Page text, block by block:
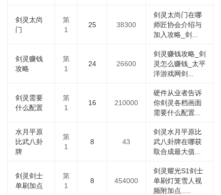
剑灵太尚
门
第
1
25 38300
剑灵太尚门在哪
师匠协会介绍与
加入攻略_剑...
剑灵赚钱
攻略
第
1
24 26600
剑灵赚钱攻略_剑
灵怎么赚钱_太平
洋游戏网剑...
剑灵需要
什么配置
第
1
16 210000
硬件从业者告诉
你剑灵各档画面
需要什么配置...
水月平原
比武八卦
牌
第
1
8 43
剑灵水月平原比
武八卦牌在哪获
取合成最大值...
剑灵剑士
单刷加点
第
1
8 454000
剑灵耀光S1剑士
单刷灯笼雪人视
频附加点.....